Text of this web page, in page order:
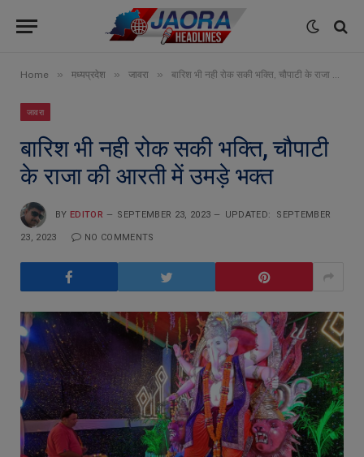
Home » मध्यप्रदेश » जावरा » बारिश भी नही रोक सकी भक्ति, चौपाटी के राजा की आरती में उमड़े भक्त
जावरा
बारिश भी नही रोक सकी भक्ति, चौपाटी
के राजा की आरती में उमड़े भक्त
BY EDITOR SEPTEMBER 23, 2023 UPDATED: SEPTEMBER
23, 2023 NO COMMENTS